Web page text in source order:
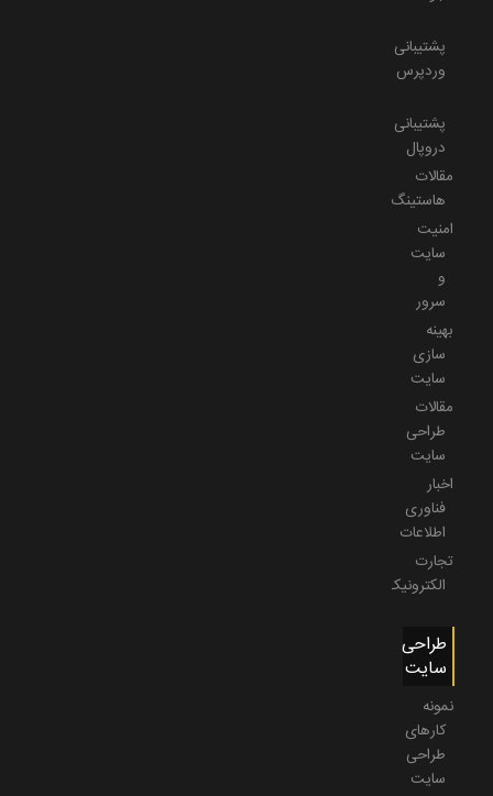
پشتیبانی
وردپرس
پشتیبانی
دروپال
مقالات
هاستینگ
امنیت
سایت
و
سرور
بهینه
سازی
سایت
مقالات
طراحی
سایت
اخبار
فناوری
اطلاعات
تجارت
الکترونیک
طراحی
سایت
نمونه
کارهای
طراحی
سایت